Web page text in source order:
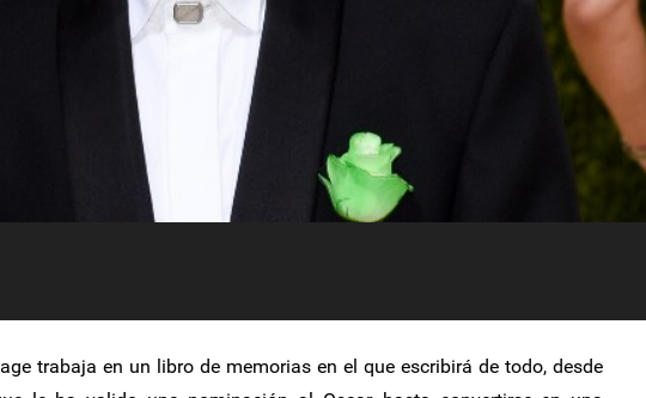
trabaja en un libro de memorias en el que escribirá de todo, desde